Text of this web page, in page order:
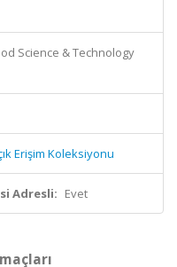
Science & Technology
Erişim Koleksiyonu
Adresli: Evet